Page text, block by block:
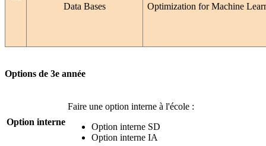
Data Bases
Optimization for Machine
Options de 3e année
Option interne
Faire une option interne à l'école :
Option interne SD
Option interne IA